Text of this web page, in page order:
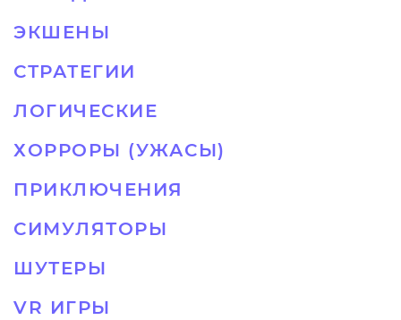
ЭКШЕНЫ
СТРАТЕГИИ
ЛОГИЧЕСКИЕ
ХОРРОРЫ (УЖАСЫ)
ПРИКЛЮЧЕНИЯ
СИМУЛЯТОРЫ
ШУТЕРЫ
VR ИГРЫ